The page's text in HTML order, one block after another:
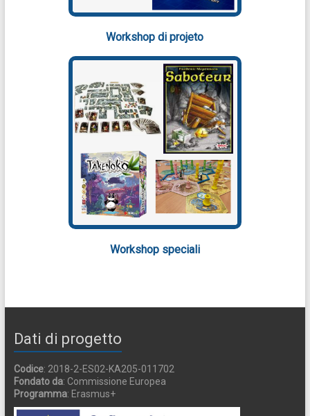
Workshop di projeto
Workshop speciali
Dati di progetto
Codice: 2018-2-ES02-KA205-011702
Fondato da: Commissione Europea
Programma: Erasmus+